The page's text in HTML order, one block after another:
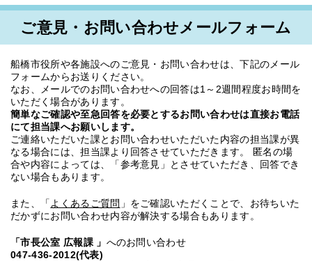
ご意見・お問い合わせメールフォーム
船橋市役所や各施設へのご意見・お問い合わせは、下記のメール
フォームからお送りください。
なお、メールでのお問い合わせへの回答は1～2週間程度お時間を
いただく場合があります。
簡単なご確認や至急回答を必要とするお問い合わせは直接お電話
にて担当課へお願いします。
ご連絡いただいた課とお問い合わせいただいた内容の担当課が異
なる場合には、担当課より回答させていただきます。 匿名の場
合や内容によっては、「参考意見」とさせていただき、回答でき
ない場合もあります。
また、「 よくあるご質問 」をご確認いただくことで、お待ちいた
だかずにお問い合わせ内容が解決する場合もあります。
「市長公室 広報課 」 へのお問い合わせ
047-436-2012(代表)